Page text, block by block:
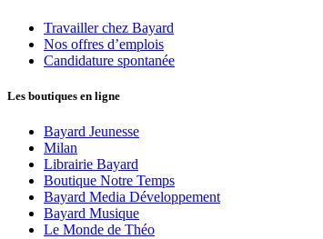
Travailler chez Bayard
Nos offres d’emplois
Candidature spontanée
Les boutiques en ligne
Bayard Jeunesse
Milan
Librairie Bayard
Boutique Notre Temps
Bayard Media Développement
Bayard Musique
Le Monde de Théo